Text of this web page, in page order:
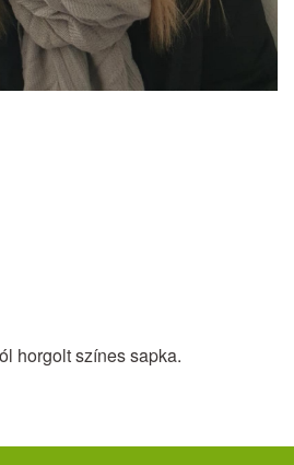
horgolt színes sapka.